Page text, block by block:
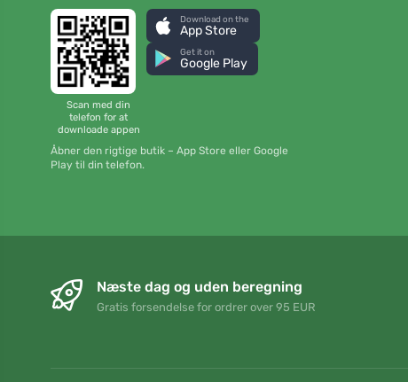
Scan med din
telefon for at
downloade appen
Download on the
App Store
Get it on
Google Play
Åbner den rigtige butik – App Store eller Google
Play til din telefon.
Næste dag og uden beregning
Gratis forsendelse for ordrer over 95 EUR